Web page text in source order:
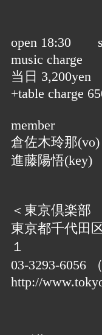
open 18:30
music charge
当日
+table charge
member
倉佐木玲那
進藤陽悟(key)
＜東京倶楽部
東京都千代田
１
03-3293-6056
http://